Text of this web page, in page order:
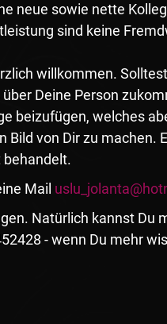
neue sowie nette
sind keine
willkommen.
Deine Person
beizufügen, welches
von Dir zu machen.
behandelt.
Mail
Natürlich kannst Du
- wenn Du mehr